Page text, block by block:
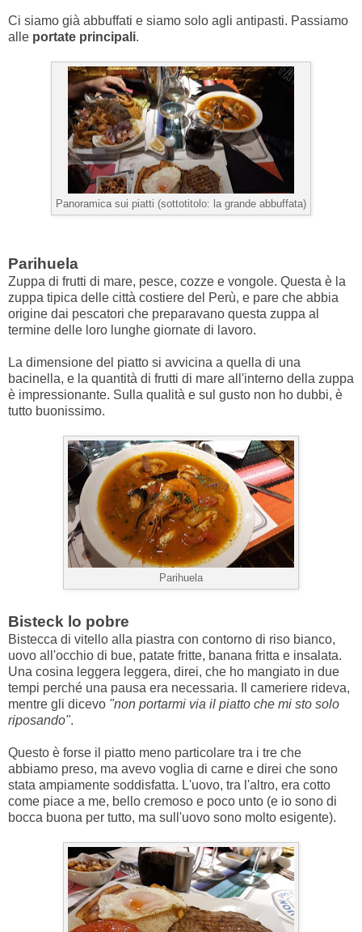
Ci siamo già abbuffati e siamo solo agli antipasti. Passiamo
alle portate principali.
Panoramica sui piatti (sottotitolo: la grande abbuffata)
Parihuela
Zuppa di frutti di mare, pesce, cozze e vongole. Questa è la
zuppa tipica delle città costiere del Perù, e pare che abbia
origine dai pescatori che preparavano questa zuppa al
termine delle loro lunghe giornate di lavoro.
La dimensione del piatto si avvicina a quella di una
bacinella, e la quantità di frutti di mare all'interno della zuppa
è impressionante. Sulla qualità e sul gusto non ho dubbi, è
tutto buonissimo.
Parihuela
Bisteck lo pobre
Bistecca di vitello alla piastra con contorno di riso bianco,
uovo all'occhio di bue, patate fritte, banana fritta e insalata.
Una cosina leggera leggera, direi, che ho mangiato in due
tempi perché una pausa era necessaria. Il cameriere rideva,
mentre gli dicevo "non portarmi via il piatto che mi sto solo
riposando".
Questo è forse il piatto meno particolare tra i tre che
abbiamo preso, ma avevo voglia di carne e direi che sono
stata ampiamente soddisfatta. L'uovo, tra l'altro, era cotto
come piace a me, bello cremoso e poco unto (e io sono di
bocca buona per tutto, ma sull'uovo sono molto esigente).